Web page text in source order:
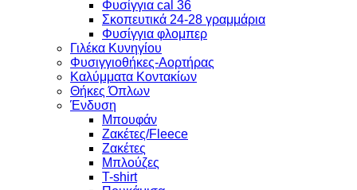
Φυσίγγια cal 36
Σκοπευτικά 24-28 γραμμάρια
Φυσίγγια φλομπερ
Γιλέκα Κυνηγίου
Φυσιγγιοθήκες-Αορτήρας
Καλύμματα Κοντακίων
Θήκες Όπλων
Ένδυση
Μπουφάν
Ζακέτες/Fleece
Ζακέτες
Μπλούζες
T-shirt